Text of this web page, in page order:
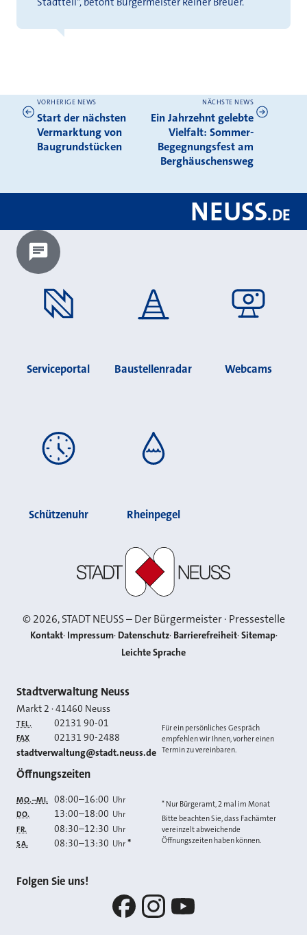
Weitere News
VORHERIGE NEWS
Start der nächsten
Vermarktung von
Baugrundstücken
NÄCHSTE NEWS
Ein Jahrzehnt gelebte
Vielfalt: Sommer-
Begegnungsfest am
Berghäuschensweg
NEUSS.DE
Chatbot laden?
Serviceportal Baustellenradar Webcams
Schützenuhr Rheinpegel
©2026, STADT NEUSS – Der Bürgermeister · Pressestelle
Kontakt Impressum Datenschutz Barrierefreiheit Sitemap
Leichte Sprache
Kontakt
Stadtverwaltung Neuss
Markt 2 ·41460 Neuss
TEL. 02131 90-01
FAX 02131 90-2488
E-MAIL
stadtverwaltung@stadt.neuss.de
Für ein persönliches Gespräch
empfehlen wir Ihnen, vorher einen
Termin zu vereinbaren.
Öffnungszeiten
MO.–MI. 08:00–16:00 Uhr
DO. 13:00–18:00 Uhr
FR. 08:30–12:30 Uhr
SA. 08:30–13:30 Uhr *
* Nur Bürgeramt, 2 mal im Monat
Bitte beachten Sie, dass Fachämter
vereinzelt abweichende
Öffnungszeiten haben können.
Folgen Sie uns!